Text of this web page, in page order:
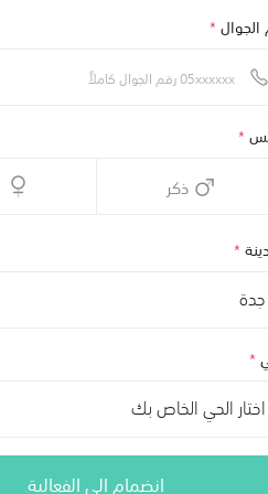
*
*
ذكر
*
جدة
*
اختار الحي الخاص بك
انضمام الى الفعالية